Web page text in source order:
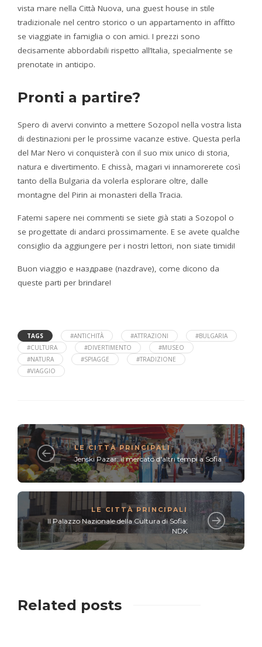
vista mare nella Città Nuova, una guest house in stile
tradizionale nel centro storico o un appartamento in affitto
se viaggiate in famiglia o con amici. I prezzi sono
decisamente abbordabili rispetto all’Italia, specialmente se
prenotate in anticipo.
Pronti a partire?
Spero di avervi convinto a mettere Sozopol nella vostra lista
di destinazioni per le prossime vacanze estive. Questa perla
del Mar Nero vi conquisterà con il suo mix unico di storia,
natura e divertimento. E chissà, magari vi innamorerete così
tanto della Bulgaria da volerla esplorare oltre, dalle
montagne del Pirin ai monasteri della Tracia.
Fatemi sapere nei commenti se siete già stati a Sozopol o
se progettate di andarci prossimamente. E se avete qualche
consiglio da aggiungere per i nostri lettori, non siate timidi!
Buon viaggio e наздраве (nazdrave), come dicono da
queste parti per brindare!
TAGS #ANTICHITÀ #ATTRAZIONI
#BULGARIA
#CULTURA
#DIVERTIMENTO
#MUSEO
#NATURA
#SPIAGGE
#TRADIZIONE
#VIAGGIO
LE CITTÀ PRINCIPALI
Jenski Pazar: il mercato d'altri tempi a Sofia
LE CITTÀ PRINCIPALI
Il Palazzo Nazionale della Cultura di Sofia:
NDK
Related posts